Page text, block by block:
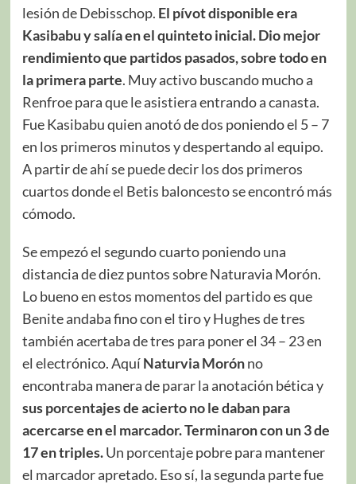
lesión de Debisschop. El pívot disponible era
Kasibabu y salía en el quinteto inicial. Dio mejor
rendimiento que partidos pasados, sobre todo en
la primera parte. Muy activo buscando mucho a
Renfroe para que le asistiera entrando a canasta.
Fue Kasibabu quien anotó de dos poniendo el 5 – 7
en los primeros minutos y despertando al equipo.
A partir de ahí se puede decir los dos primeros
cuartos donde el Betis baloncesto se encontró más
cómodo.
Se empezó el segundo cuarto poniendo una
distancia de diez puntos sobre Naturavia Morón.
Lo bueno en estos momentos del partido es que
Benite andaba fino con el tiro y Hughes de tres
también acertaba de tres para poner el 34 – 23 en
el electrónico. AquíNaturvia Morónno
encontraba manera de parar la anotación bética y
sus porcentajes de acierto no le daban para
acercarse en el marcador. Terminaron con un 3 de
17 en triples.Un porcentaje pobre para mantener
el marcador apretado. Eso sí, la segunda parte fue